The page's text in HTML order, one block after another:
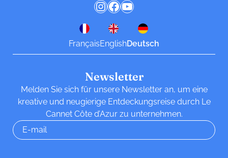
Instagram
Facebook
YouTube
FrançaisEnglishDeutsch
Newsletter
Melden Sie sich für unsere Newsletter an, um eine
kreative und neugierige Entdeckungsreise durch Le
Cannet Côte d’Azur zu unternehmen.